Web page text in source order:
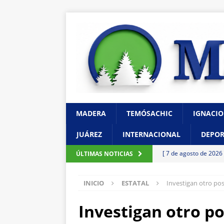
MADERA TEMÓSACHIC
JUÁREZ INTERNACIONAL
ÚLTIMAS NOTICIAS [ 7 de agosto de 2026
[ 7 de agosto de
[ 6 de agosto de 2026 ]
INICIO ESTATAL Investigan otro
Investigan otro